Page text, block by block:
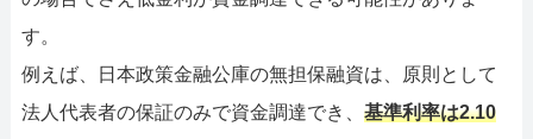
す。
例えば、日本政策金融公庫の無担保融資は、原則として
法人代表者の保証のみで資金調達でき、 基準利率は2.10